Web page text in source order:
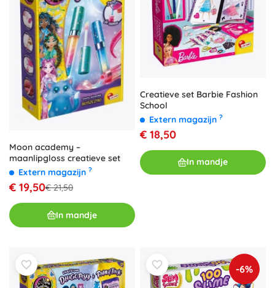
Moon academy –
maanlipgloss creatieve set
Extern magazijn ?
€ 19,50€ 21,50
In mandje
Creatieve set Barbie Fashion
School
Extern magazijn ?
€ 18,50
In mandje
-6%